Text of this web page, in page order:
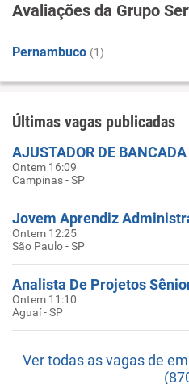
Avaliações da Grupo
Pernambuco (1)
Últimas vagas publicadas
AJUSTADOR DE
Ontem 16:09
Campinas - SP
Jovem Aprendiz
Ontem 12:25
São Paulo - SP
Analista De Projetos
Ontem 11:10
Aguaí - SP
Ver todas as vagas de